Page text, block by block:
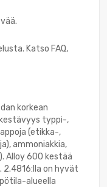
Katso FAQ,
korkean
kestävyys typpi-,
(etikka-,
ammoniakkia,
Alloy 600 kestää
2.4816:lla on hyvät
alueella